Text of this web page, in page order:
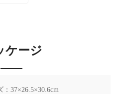
ケージ
37×26.5×30.6cm